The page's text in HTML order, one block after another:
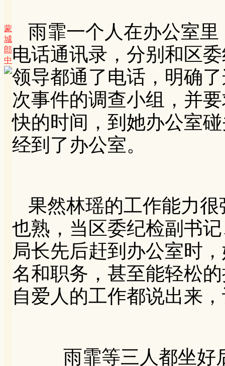
蒙
城
郎
中
雨霏一个人在办公室
电话通讯录，分别和区
领导都通了电话，明确
次事件的调查小组，并
快的时间，到她办公室
经到了办公室。
果然林瑶的工作能力
也熟，当区委纪检副书
局长先后赶到办公室时
名和职务，甚至能轻松
自爱人的工作都说出来
雨霏等三人都坐好